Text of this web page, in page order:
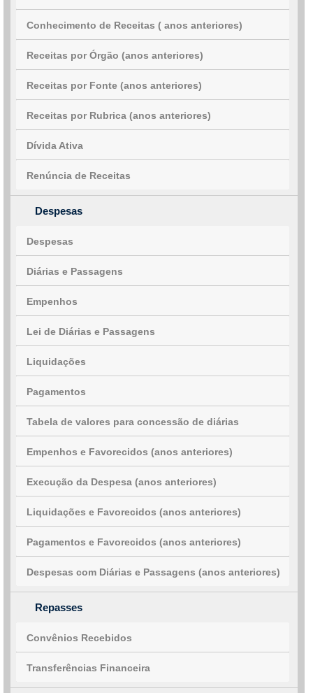
Conhecimento de Receitas ( anos anteriores)
Receitas por Órgão (anos anteriores)
Receitas por Fonte (anos anteriores)
Receitas por Rubrica (anos anteriores)
Dívida Ativa
Renúncia de Receitas
Despesas
Despesas
Diárias e Passagens
Empenhos
Lei de Diárias e Passagens
Liquidações
Pagamentos
Tabela de valores para concessão de diárias
Empenhos e Favorecidos (anos anteriores)
Execução da Despesa (anos anteriores)
Liquidações e Favorecidos (anos anteriores)
Pagamentos e Favorecidos (anos anteriores)
Despesas com Diárias e Passagens (anos anteriores)
Repasses
Convênios Recebidos
Transferências Financeira